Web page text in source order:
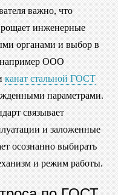
важно, что
инженерные
органами и выбор в
например ООО
канат стальной ГОСТ
параметрами.
связывает
и заложенные
осознанно выбирать
и режим работы.